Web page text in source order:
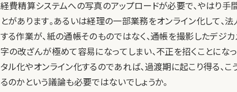
経費精算システムへの写真のアップロードが必要で、やはり手
とがあります。あるいは経理の一部業務をオンライン化して、
する作業が、紙の通帳そのものではなく、通帳を撮影したデジカ
字の改ざんが極めて容易になってしまい、不正を招くことにな
タル化やオンライン化するのであれば、過渡期に起こり得る、
るのかという議論も必要ではないでしょうか。